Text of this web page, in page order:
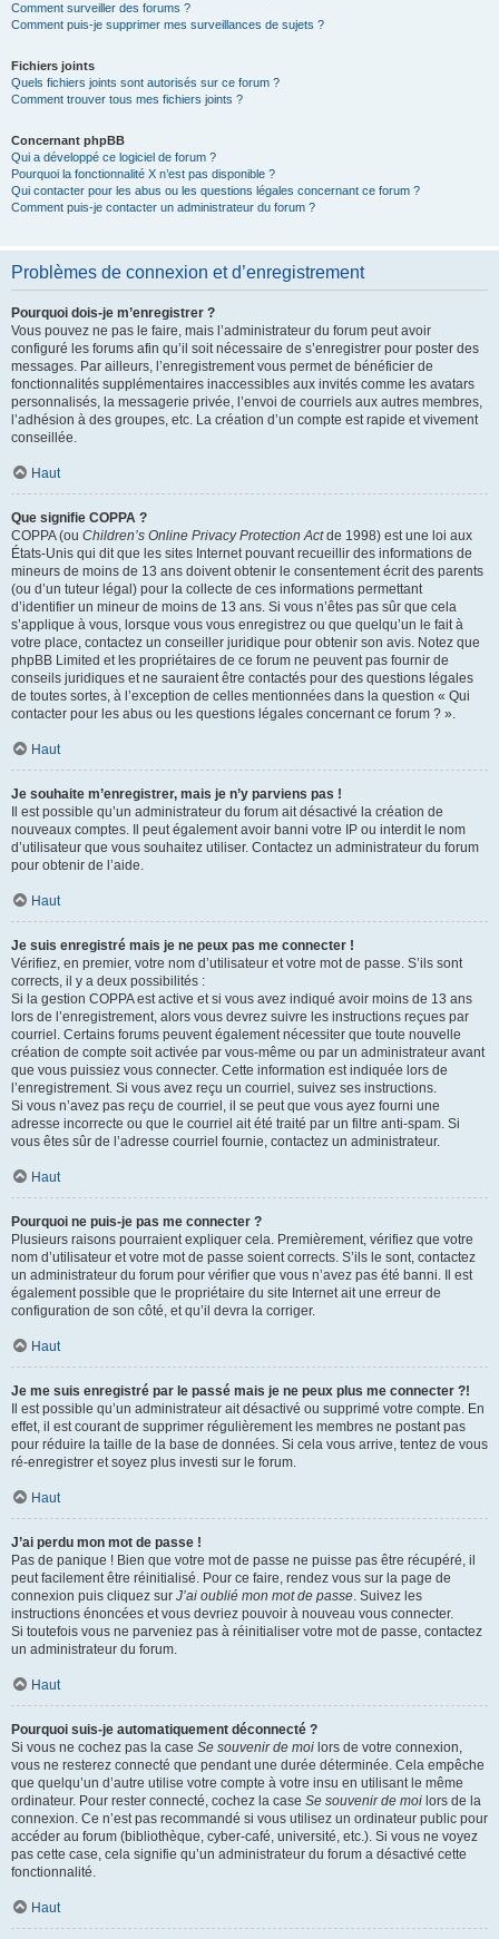
Comment surveiller des forums ?
Comment puis-je supprimer mes surveillances de sujets ?
Fichiers joints
Quels fichiers joints sont autorisés sur ce forum ?
Comment trouver tous mes fichiers joints ?
Concernant phpBB
Qui a développé ce logiciel de forum ?
Pourquoi la fonctionnalité X n’est pas disponible ?
Qui contacter pour les abus ou les questions légales concernant ce forum ?
Comment puis-je contacter un administrateur du forum ?
Problèmes de connexion et d’enregistrement
Pourquoi dois-je m’enregistrer ?
Vous pouvez ne pas le faire, mais l’administrateur du forum peut avoir
configuré les forums afin qu’il soit nécessaire de s’enregistrer pour poster des
messages. Par ailleurs, l’enregistrement vous permet de bénéficier de
fonctionnalités supplémentaires inaccessibles aux invités comme les avatars
personnalisés, la messagerie privée, l’envoi de courriels aux autres membres,
l’adhésion à des groupes, etc. La création d’un compte est rapide et vivement
conseillée.
Haut
Que signifie COPPA ?
COPPA (ou Children’s Online Privacy Protection Actde 1998) est une loi aux
États-Unis qui dit que les sites Internet pouvant recueillir des informations de
mineurs de moins de 13 ans doivent obtenir le consentement écrit des parents
(ou d’un tuteur légal) pour la collecte de ces informations permettant
d’identifier un mineur de moins de 13 ans. Si vous n’êtes pas sûr que cela
s’applique à vous, lorsque vous vous enregistrez ou que quelqu’un le fait à
votre place, contactez un conseiller juridique pour obtenir son avis. Notez que
phpBB Limited et les propriétaires de ce forum ne peuvent pas fournir de
conseils juridiques et ne sauraient être contactés pour des questions légales
de toutes sortes, à l’exception de celles mentionnées dans la question « Qui
contacter pour les abus ou les questions légales concernant ce forum ? ».
Haut
Je souhaite m’enregistrer, mais je n’y parviens pas !
Il est possible qu’un administrateur du forum ait désactivé la création de
nouveaux comptes. Il peut également avoir banni votre IP ou interdit le nom
d’utilisateur que vous souhaitez utiliser. Contactez un administrateur du forum
pour obtenir de l’aide.
Haut
Je suis enregistré mais je ne peux pas me connecter !
Vérifiez, en premier, votre nom d’utilisateur et votre mot de passe. S’ils sont
corrects, il y a deux possibilités :
Si la gestion COPPA est active et si vous avez indiqué avoir moins de 13 ans
lors de l’enregistrement, alors vous devrez suivre les instructions reçues par
courriel. Certains forums peuvent également nécessiter que toute nouvelle
création de compte soit activée par vous-même ou par un administrateur avant
que vous puissiez vous connecter. Cette information est indiquée lors de
l’enregistrement. Si vous avez reçu un courriel, suivez ses instructions.
Si vous n’avez pas reçu de courriel, il se peut que vous ayez fourni une
adresse incorrecte ou que le courriel ait été traité par un filtre anti-spam. Si
vous êtes sûr de l’adresse courriel fournie, contactez un administrateur.
Haut
Pourquoi ne puis-je pas me connecter ?
Plusieurs raisons pourraient expliquer cela. Premièrement, vérifiez que votre
nom d’utilisateur et votre mot de passe soient corrects. S’ils le sont, contactez
un administrateur du forum pour vérifier que vous n’avez pas été banni. Il est
également possible que le propriétaire du site Internet ait une erreur de
configuration de son côté, et qu’il devra la corriger.
Haut
Je me suis enregistré par le passé mais je ne peux plus me connecter ?!
Il est possible qu’un administrateur ait désactivé ou supprimé votre compte. En
effet, il est courant de supprimer régulièrement les membres ne postant pas
pour réduire la taille de la base de données. Si cela vous arrive, tentez de vous
ré-enregistrer et soyez plus investi sur le forum.
Haut
J’ai perdu mon mot de passe !
Pas de panique ! Bien que votre mot de passe ne puisse pas être récupéré, il
peut facilement être réinitialisé. Pour ce faire, rendez vous sur la page de
connexion puis cliquez sur J’ai oublié mon mot de passe. Suivez les
instructions énoncées et vous devriez pouvoir à nouveau vous connecter.
Si toutefois vous ne parveniez pas à réinitialiser votre mot de passe, contactez
un administrateur du forum.
Haut
Pourquoi suis-je automatiquement déconnecté ?
Si vous ne cochez pas la case Se souvenir de moi lors de votre connexion,
vous ne resterez connecté que pendant une durée déterminée. Cela empêche
que quelqu’un d’autre utilise votre compte à votre insu en utilisant le même
ordinateur. Pour rester connecté, cochez la case Se souvenir de moi lors de la
connexion. Ce n’est pas recommandé si vous utilisez un ordinateur public pour
accéder au forum (bibliothèque, cyber-café, université, etc.). Si vous ne voyez
pas cette case, cela signifie qu’un administrateur du forum a désactivé cette
fonctionnalité.
Haut